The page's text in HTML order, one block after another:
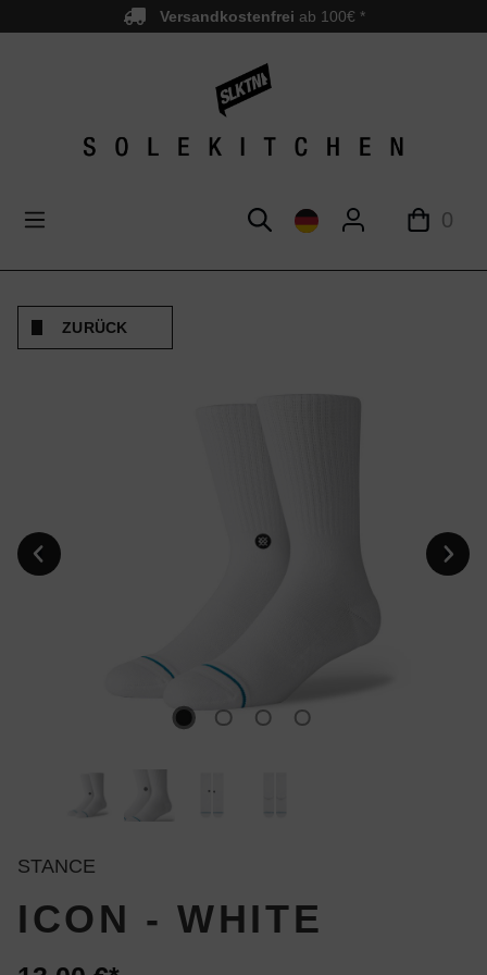
springen Versandkostenfrei ab 100€ *
0
ZURÜCK
STANCE
ICON - WHITE